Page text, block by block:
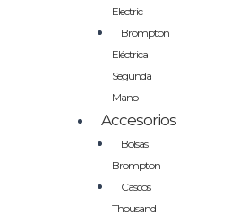
Electric
Brompton
Eléctrica
Segunda
Mano
Accesorios
Bolsas
Brompton
Cascos
Thousand